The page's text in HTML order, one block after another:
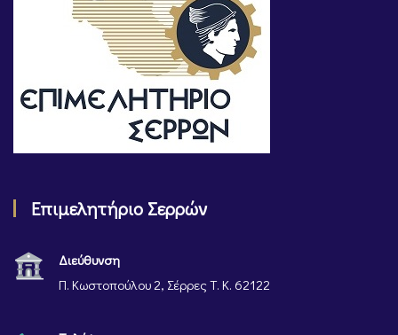
Επιμελητήριο Σερρών
Διεύθυνση
Π. Κωστοπούλου 2, Σέρρες Τ. Κ. 62122